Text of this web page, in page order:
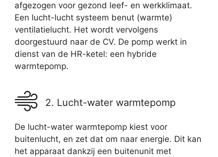
afgezogen voor gezond leef- en werkklimaat.
Een lucht-lucht systeem benut (warmte)
ventilatielucht. Het wordt vervolgens
doorgestuurd naar de CV. De pomp werkt in
dienst van de HR-ketel: een hybride
warmtepomp.
2. Lucht-water warmtepomp
De lucht-water warmtepomp kiest voor
buitenlucht, en zet dat om naar energie. Dit kan
het apparaat dankzij een buitenunit met